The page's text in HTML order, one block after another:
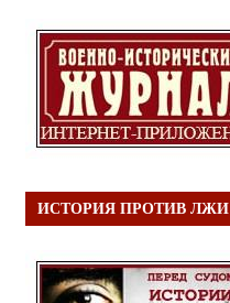
ИСТОРИЯ ПРОТИВ ЛЖИ